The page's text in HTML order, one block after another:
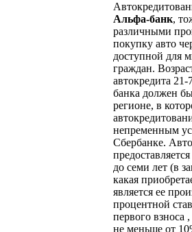
Альфа-банк,
различными
покупку авто
доступной для
граждан.
автокредита
банка должен
регионе, в
непременным
Сбербанке.
до семи лет (в
какая
является ее
процентной
первого взноса
не меньше от